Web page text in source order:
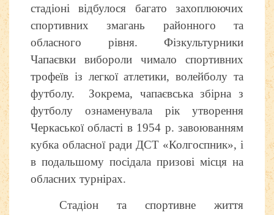
стадіоні відбулося багато захоплюючих
спортивних змагань районного та
обласного рівня. Фізкультурники
Чапаєвки вибороли чимало спортивних
трофеїв із легкої атлетики, волейболу та
футболу. Зокрема, чапаєвська збірна з
футболу ознаменувала рік утворення
Черкаської області в 1954 р. завоюванням
кубка обласної ради ДСТ «Колгоспник», і
в подальшому посідала призові місця на
обласних турнірах.
Стадіон та спортивне життя